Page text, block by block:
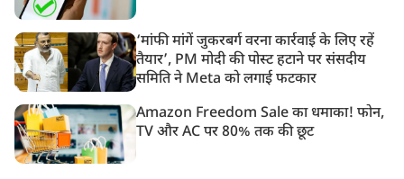
‘मांफी मांगें जुकरबर्ग वरना कार्रवाई के लिए रहें
तैयार’, PM मोदी की पोस्ट हटाने पर संसदीय
समिति ने Meta को लगाई फटकार
Amazon Freedom Sale का धमाका! फोन,
TV और AC पर 80% तक की छूट